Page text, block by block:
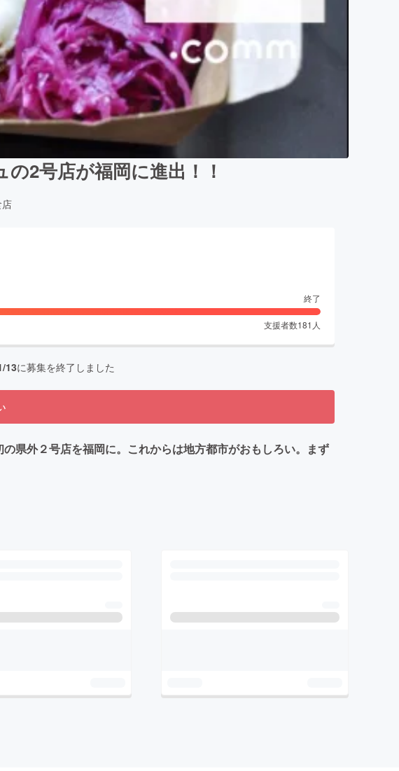
2号店が福岡に進出！！
終了
支援者数181 人
13に募集を終了しました
県外２号店を福岡に。これからは地方都市がおもしろい。まず